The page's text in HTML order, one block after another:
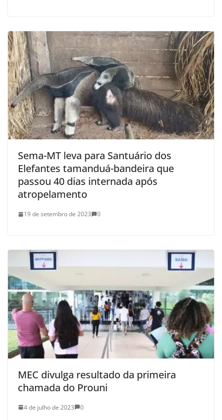
Sema-MT leva para Santuário dos
Elefantes tamanduá-bandeira que
passou 40 dias internada após
atropelamento
19 de setembro de 2023 0
MEC divulga resultado da primeira
chamada do Prouni
4 de julho de 2023 0